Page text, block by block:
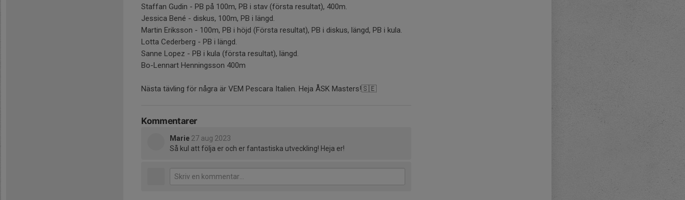
Staffan Gudin - PB på 100m, PB i stav (första resultat), 400m.
Jessica Bené - diskus, 100m, PB i längd.
Martin Eriksson - 100m, PB i höjd (Första resultat), PB i diskus, längd, PB i kula.
Lotta Cederberg - PB i längd.
Sanne Lopez - PB i kula (första resultat), längd.
Bo-Lennart Henningsson 400m
Nästa tävling för några är VEM Pescara Italien. Heja ÅSK Masters!🇸🇪
Kommentarer
Marie 27 aug 2023
Så kul att följa er och er fantastiska utveckling! Heja er!